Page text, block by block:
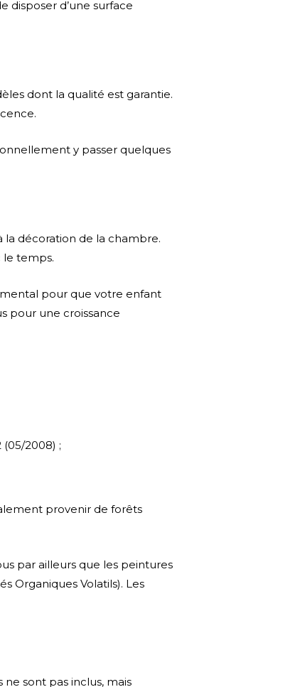
disposer d’une surface
dont la qualité est garantie.
y passer quelques
la décoration de la chambre.
le temps.
pour que votre enfant
pour une croissance
2008) ;
provenir de forêts
par ailleurs que les peintures
Organiques Volatils). Les
sont pas inclus, mais